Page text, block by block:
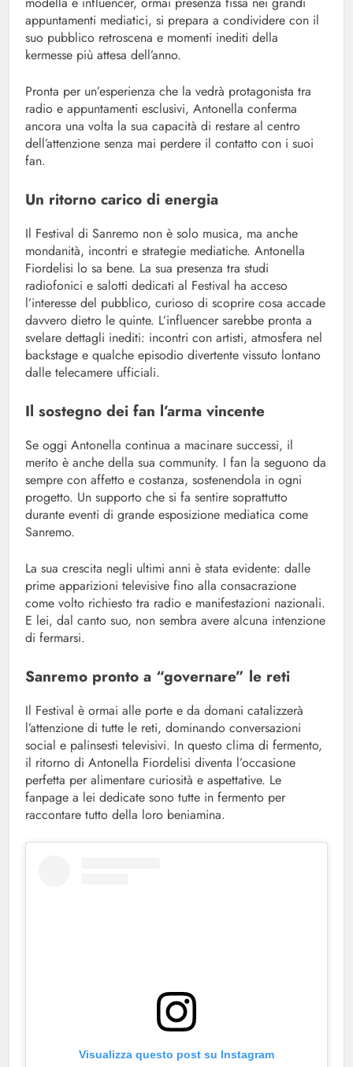
appuntamenti mediatici, si prepara a condividere con il
suo pubblico retroscena e momenti inediti della
kermesse più attesa dell’anno.
Pronta per un’esperienza che la vedrà protagonista tra
radio e appuntamenti esclusivi, Antonella conferma
ancora una volta la sua capacità di restare al centro
dell’attenzione senza mai perdere il contatto con i suoi
fan.
Un ritorno carico di energia
Il Festival di Sanremo non è solo musica, ma anche
mondanità, incontri e strategie mediatiche. Antonella
Fiordelisi lo sa bene. La sua presenza tra studi
radiofonici e salotti dedicati al Festival ha acceso
l’interesse del pubblico, curioso di scoprire cosa accade
davvero dietro le quinte. L’influencer sarebbe pronta a
svelare dettagli inediti: incontri con artisti, atmosfera nel
backstage e qualche episodio divertente vissuto lontano
dalle telecamere ufficiali.
Il sostegno dei fan l’arma vincente
Se oggi Antonella continua a macinare successi, il
merito è anche della sua community. I fan la seguono da
sempre con affetto e costanza, sostenendola in ogni
progetto. Un supporto che si fa sentire soprattutto
durante eventi di grande esposizione mediatica come
Sanremo.
La sua crescita negli ultimi anni è stata evidente: dalle
prime apparizioni televisive fino alla consacrazione
come volto richiesto tra radio e manifestazioni nazionali.
E lei, dal canto suo, non sembra avere alcuna intenzione
di fermarsi.
Sanremo pronto a “governare” le reti
Il Festival è ormai alle porte e da domani catalizzerà
l’attenzione di tutte le reti, dominando conversazioni
social e palinsesti televisivi. In questo clima di fermento,
il ritorno di Antonella Fiordelisi diventa l’occasione
perfetta per alimentare curiosità e aspettative. Le
fanpage a lei dedicate sono tutte in fermento per
raccontare tutto della loro beniamina.
Visualizza questo post su Instagram